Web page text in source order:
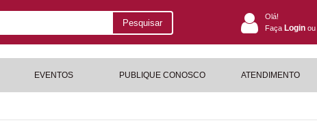
Pesquisar
Olá!
Faça Login ou
EVENTOS PUBLIQUE CONOSCO ATENDIMENTO